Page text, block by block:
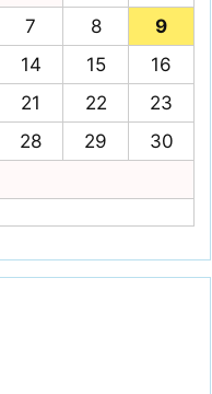
7 8
9
14 15
16
21 22
23
28 29
30